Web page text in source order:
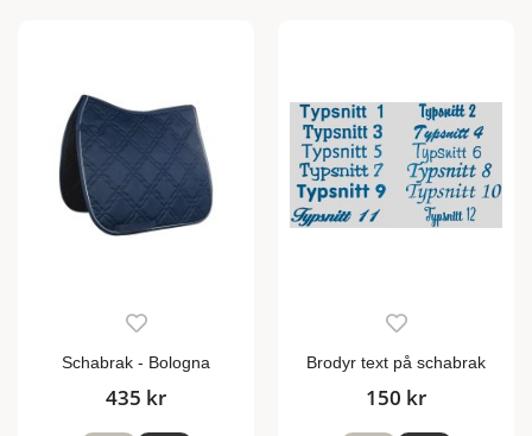
Schabrak - Bologna
435 kr
Brodyr text på schabrak
150 kr